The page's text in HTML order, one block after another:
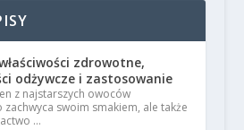
zdrowotne,
odżywcze i zastosowanie
z najstarszych owoców
zachwyca swoim smakiem, ale także
…